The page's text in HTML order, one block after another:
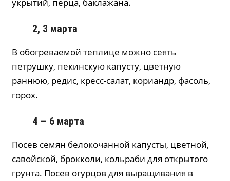
2, 3 марта
В обогреваемой теплице можно сеять
петрушку, пекинскую капусту, цветную
раннюю, редис, кресс-салат, кориандр, фасоль,
горох.
4 — 6 марта
Посев семян белокочанной капусты, цветной,
савойской, брокколи, кольраби для открытого
грунта. Посев огурцов для выращивания в